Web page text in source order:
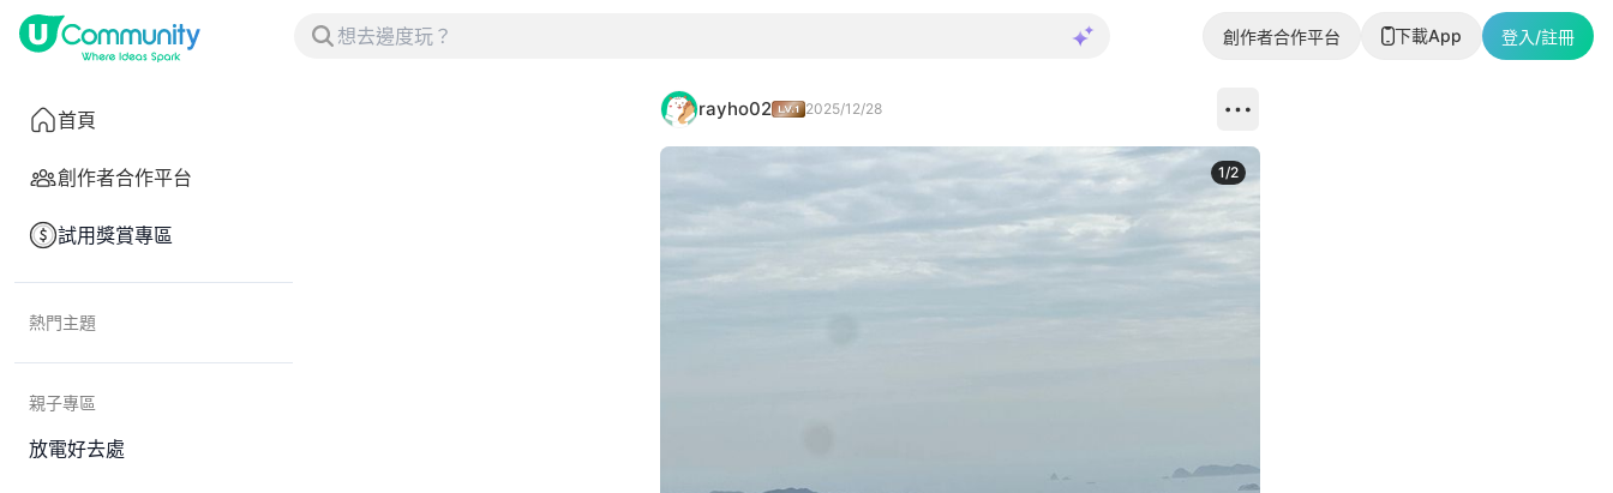
創作者合作平台 下載App 登入/註冊
首頁
創作者合作平台
試用獎賞專區
熱門主題
親子專區
放電好去處
rayho02 2025/12/28
1/2